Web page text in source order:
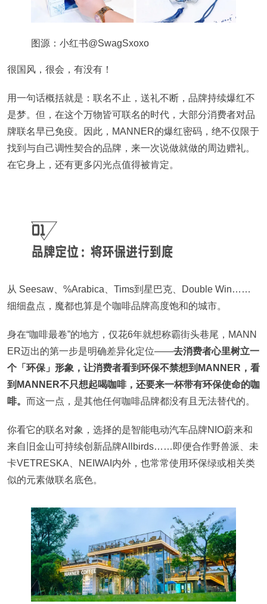
图源：小红书@SwagSxoxo
很国风，很会，有没有！
用一句话概括就是：联名不止，送礼不断，品牌持续爆红不
是梦。但，在这个万物皆可联名的时代，大部分消费者对品
牌联名早已免疫。因此，MANNER的爆红密码，绝不仅限于
找到与自己调性契合的品牌，来一次说做就做的周边赠礼。
在它身上，还有更多闪光点值得被肯定。
从 Seesaw、%Arabica、Tims到星巴克、Double Win……
细细盘点，魔都也算是个咖啡品牌高度饱和的城市。
身在“咖啡最卷”的地方，仅花6年就想称霸街头巷尾，MANN
ER迈出的第一步是明确差异化定位——去消费者心里树立一
个「环保」形象，让消费者看到环保不禁想到MANNER，看
到MANNER不只想起喝咖啡，还要来一杯带有环保使命的咖
啡。 而这一点，是其他任何咖啡品牌都没有且无法替代的。
你看它的联名对象，选择的是智能电动汽车品牌NIO蔚来和
来自旧金山可持续创新品牌Allbirds……即便合作野兽派、未
卡VETRESKA、NEIWAI内外，也常常使用环保绿或相关类
似的元素做联名底色。